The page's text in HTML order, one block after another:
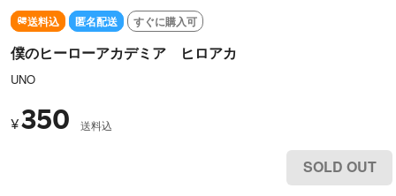
送料込 匿名配送 すぐに購入可
僕のヒーローアカデミア ヒロアカ
UNO
¥350 送料込
SOLD OUT